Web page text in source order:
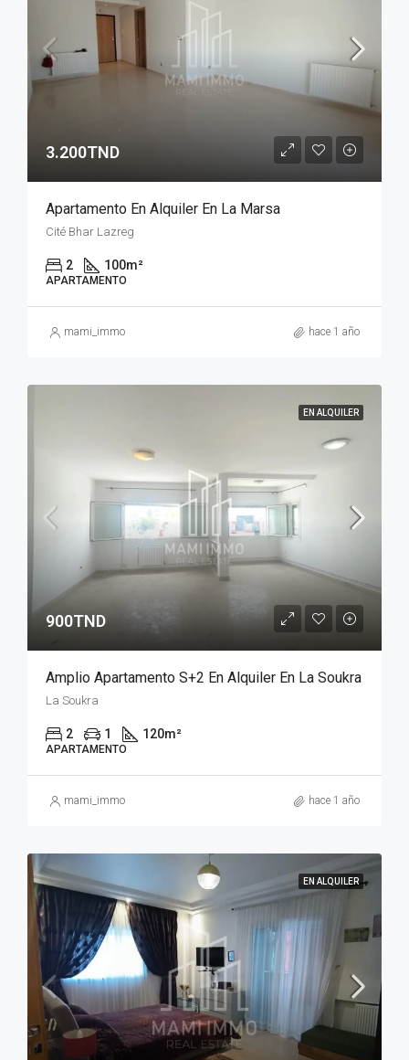
3.200TND
Apartamento En Alquiler En La Marsa
Cité Bhar Lazreg
2 100m²
APARTAMENTO
mami_immo hace 1 año
EN ALQUILER
900TND
Amplio Apartamento S+2 En Alquiler En La Soukra
La Soukra
2 1 120m²
APARTAMENTO
mami_immo hace 1 año
EN ALQUILER